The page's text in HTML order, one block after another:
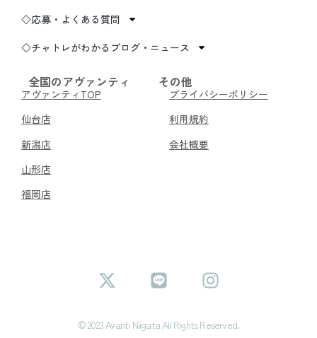
◇応募・よくある質問
◇チャトレがわかるブログ・ニュース
全国のアヴァンティ
アヴァンティTOP
仙台店
新潟店
山形店
福岡店
その他
プライバシーポリシー
利用規約
会社概要
© 2023 Avanti Niigata All Rights Reserved.